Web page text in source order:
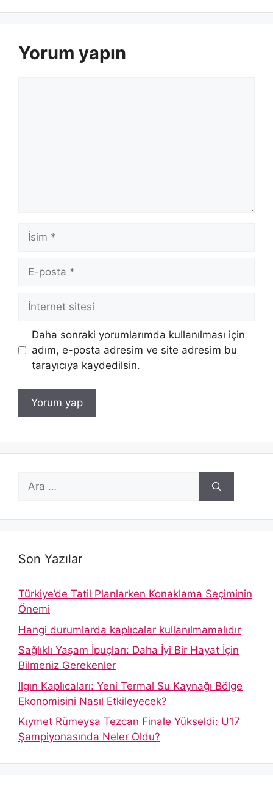
Yorum yapın
İsim
posta
İnternet
sitesi
Daha sonraki yorumlarımda kullanılması için
adım, e-posta adresim ve site adresim bu
tarayıcıya kaydedilsin.
için
Son Yazılar
Türkiye’de Tatil Planlarken Konaklama Seçiminin
Önemi
Hangi durumlarda kaplıcalar kullanılmamalıdır
Sağlıklı Yaşam İpuçları: Daha İyi Bir Hayat İçin
Bilmeniz Gerekenler
Ilgın Kaplıcaları: Yeni Termal Su Kaynağı Bölge
Ekonomisini Nasıl Etkileyecek?
Kıymet Rümeysa Tezcan Finale Yükseldi: U17
Şampiyonasında Neler Oldu?